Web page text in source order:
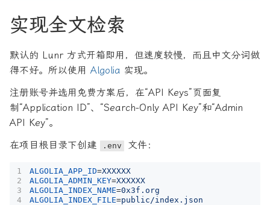
实现全文检索
默认的 Lunr 方式开箱即用，但速度较慢，而且中文分词做
得不好。所以使用Algolia 实现。
注册账号并选用免费方案后，在“API Keys”页面复
制“Application ID”、“Search-Only API Key”和“Admin
API Key”。
在项目根目录下创建
.env 文件：
ALGOLIA_APP_ID=XXXXXX
ALGOLIA_ADMIN_KEY=XXXXXX
ALGOLIA_INDEX_NAME=0x3f.org
ALGOLIA_INDEX_FILE=public/index.json